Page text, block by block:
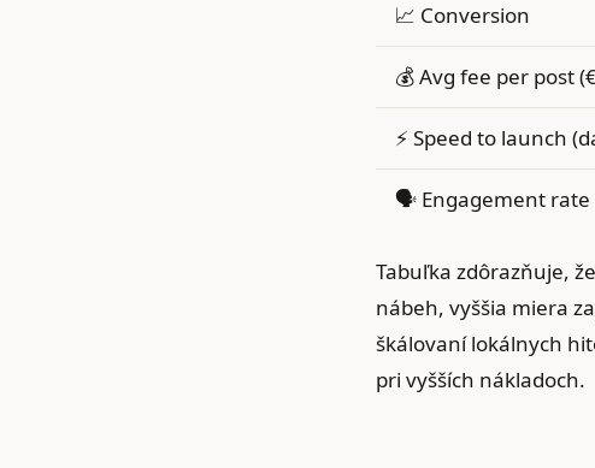
📈 Conversion
💰 Avg fee per post
⚡ Speed to launch
🗣️ Engagement rate
Tabuľka zdôrazňuje,
nábeh, vyššia miera
škálovaní lokálnych
pri vyšších nákladoch.